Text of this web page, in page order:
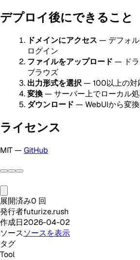
デプロイ後にできること
ドメインにアクセス — デフォ
ログイン
ファイルをアップロード — ドラ
ブラウズ
出力形式を選択— 100以上の対
変換— サーバー上でローカル
ダウンロード — WebUIから変
ライセンス
MIT — GitHub
展開済み0 回
発行者futurize.rush
作成日2026-04-02
ソースソースを表示
タグ
Tool